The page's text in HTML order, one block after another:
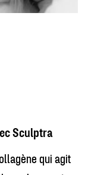
Sculptra
qui agit